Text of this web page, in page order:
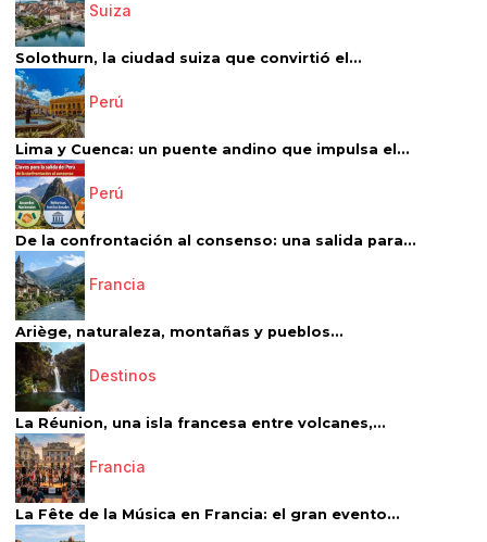
Suiza
Solothurn, la ciudad suiza que convirtió el...
Perú
Lima y Cuenca: un puente andino que impulsa el...
Perú
De la confrontación al consenso: una salida para...
Francia
Ariège, naturaleza, montañas y pueblos...
Destinos
La Réunion, una isla francesa entre volcanes,...
Francia
La Fête de la Música en Francia: el gran evento...